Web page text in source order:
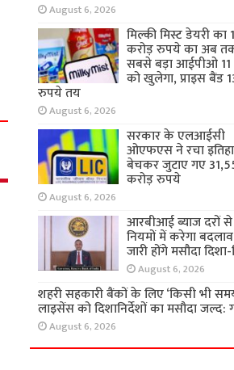
August 6, 2026
मिल्की मिस्ट डेयरी का
करोड़ रुपये का अब
सबसे बड़ा आईपीओ
को खुलेगा, प्राइस बैंड
रुपये तय
August 6, 2026
सरकार के एलआईसी
ओएफएस ने रचा
बेचकर जुटाए गए
करोड़ रुपये
August 6, 2026
आरबीआई ब्याज दरों
नियमों में करेगा
जारी होंगे मसौदा दिशा-
August 6, 2026
शहरी सहकारी बैंकों के लिए ‘किसी भी
लाइसेंस को दिशानिर्देशों का मसौदा जल्द:
August 6, 2026